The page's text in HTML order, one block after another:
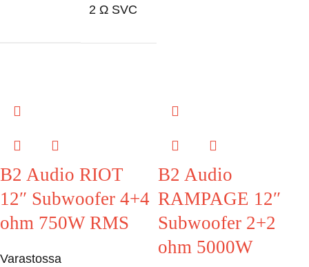
2 Ω SVC
B2 Audio RIOT
12″ Subwoofer 4+4
ohm 750W RMS
Varastossa
B2 Audio
RAMPAGE 12″
Subwoofer 2+2
ohm 5000W